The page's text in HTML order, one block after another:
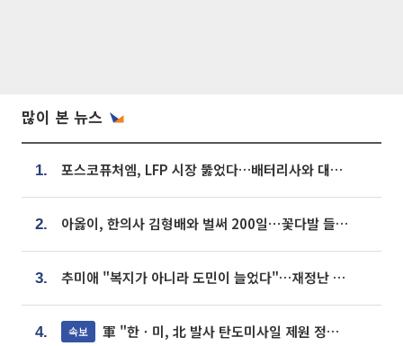
많이 본 뉴스
1. 포스코퓨처엠, LFP 시장 뚫었다…배터리사와 대규모 장기 공급 합의
2. 아옳이, 한의사 김형배와 벌써 200일⋯꽃다발 들고 "프러포즈 아냐"
3. 추미애 "복지가 아니라 도민이 늘었다"…재정난 책임론 정면돌파
4. 속보 軍 "한ㆍ미, 北 발사 탄도미사일 제원 정밀분석 중"